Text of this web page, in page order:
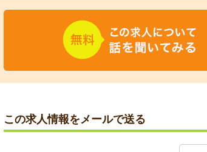
この求人情報をメールで送る